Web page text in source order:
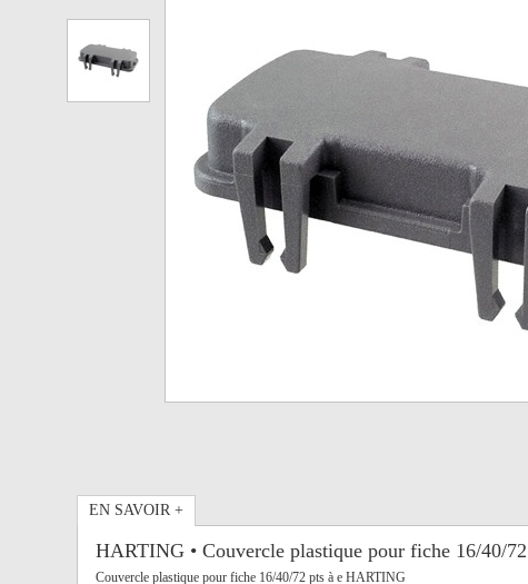
EN SAVOIR +
HARTING • Couvercle plastique pour fiche 16/40/
Couvercle plastique pour fiche 16/40/72 pts à e HARTING